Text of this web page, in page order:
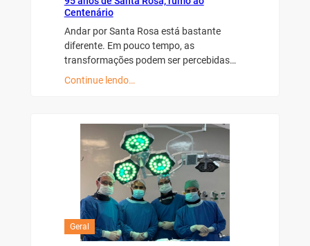
Centenário
Andar por Santa Rosa está bastante
diferente. Em pouco tempo, as
transformações podem ser percebidas…
Continue lendo…
Geral